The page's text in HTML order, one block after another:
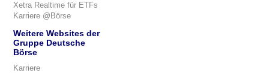
Xetra Realtime für ETFs
Karriere @Börse
Weitere Websites der
Gruppe Deutsche
Börse
Karriere